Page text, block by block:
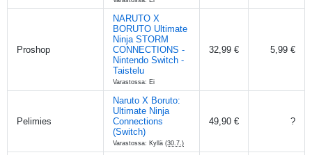
Proshop
NARUTO X
BORUTO Ultimate
Ninja STORM
CONNECTIONS -
Nintendo Switch -
Taistelu
Varastossa: Ei
32,99 € 5,99 €
Pelimies
Naruto X Boruto:
Ultimate Ninja
Connections
(Switch)
Varastossa: Kyllä (30.7.)
49,90 € ?